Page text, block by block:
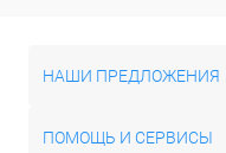
НАШИ ПРЕДЛОЖЕНИЯ
ПОМОЩЬ И СЕРВИСЫ